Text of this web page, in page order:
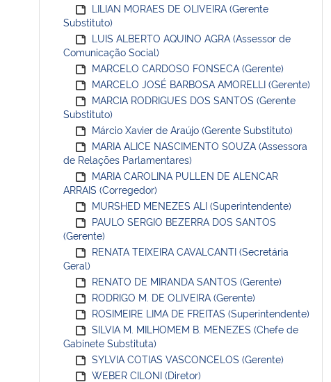
LILIAN MORAES DE OLIVEIRA (Gerente
Substituto)
LUIS ALBERTO AQUINO AGRA (Assessor de
Comunicação Social)
MARCELO CARDOSO FONSECA (Gerente)
MARCELO JOSÉ BARBOSA AMORELLI (Gerente)
MARCIA RODRIGUES DOS SANTOS (Gerente
Substituto)
Márcio Xavier de Araújo (Gerente Substituto)
MARIA ALICE NASCIMENTO SOUZA (Assessora
de Relações Parlamentares)
MARIA CAROLINA PULLEN DE ALENCAR
ARRAIS (Corregedor)
MURSHED MENEZES ALI (Superintendente)
PAULO SERGIO BEZERRA DOS SANTOS
(Gerente)
RENATA TEIXEIRA CAVALCANTI (Secretária
Geral)
RENATO DE MIRANDA SANTOS (Gerente)
RODRIGO M. DE OLIVEIRA (Gerente)
ROSIMEIRE LIMA DE FREITAS (Superintendente)
SILVIA M. MILHOMEM B. MENEZES (Chefe de
Gabinete Substituta)
SYLVIA COTIAS VASCONCELOS (Gerente)
WEBER CILONI (Diretor)